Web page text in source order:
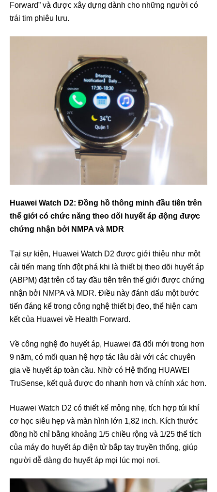
Forward” và được xây dựng dành cho những người có
trái tim phiêu lưu.
Huawei Watch D2: Đồng hồ thông minh đầu tiên trên
thế giới có chức năng theo dõi huyết áp động được
chứng nhận bởi NMPA và MDR
Tại sự kiện, Huawei Watch D2 được giới thiệu như một
cải tiến mang tính đột phá khi là thiết bị theo dõi huyết áp
(ABPM) đặt trên cổ tay đầu tiên trên thế giới được chứng
nhận bởi NMPA và MDR. Điều này đánh dấu một bước
tiến đáng kể trong công nghệ thiết bị đeo, thể hiện cam
kết của Huawei về Health Forward.
Về công nghệ đo huyết áp, Huawei đã đổi mới trong hơn
9 năm, có mối quan hệ hợp tác lâu dài với các chuyên
gia về huyết áp toàn cầu. Nhờ có Hệ thống HUAWEI
TruSense, kết quả được đo nhanh hơn và chính xác hơn.
Huawei Watch D2 có thiết kế mỏng nhẹ, tích hợp túi khí
cơ học siêu hẹp và màn hình lớn 1,82 inch. Kích thước
đồng hồ chỉ bằng khoảng 1/5 chiều rộng và 1/25 thể tích
của máy đo huyết áp điện tử bắp tay truyền thống, giúp
người dễ dàng đo huyết áp mọi lúc mọi nơi.